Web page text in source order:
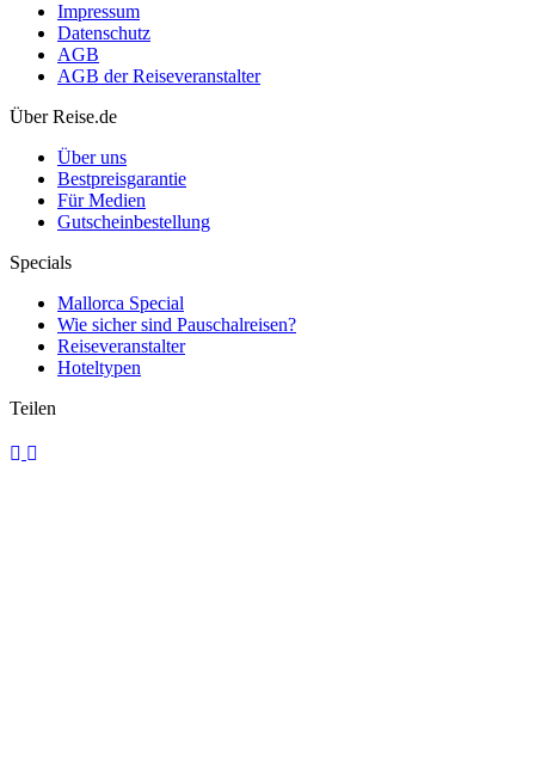
Italien per Zug: Neue Direktverbindungen starten bald
Impressum
Datenschutz
AGB
AGB der Reiseveranstalter
Über Reise.de
Über uns
Bestpreisgarantie
Für Medien
Gutscheinbestellung
Specials
Mallorca Special
Wie sicher sind Pauschalreisen?
Reiseveranstalter
Hoteltypen
Teilen